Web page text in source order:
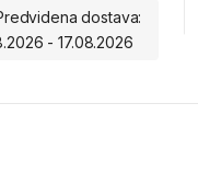
dostava:
- 17.08.2026